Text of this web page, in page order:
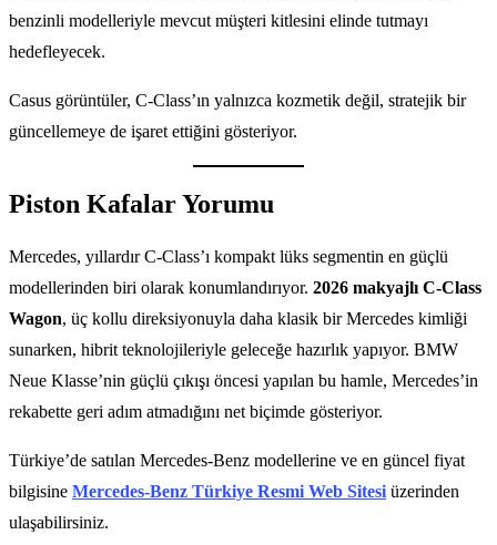
benzinli modelleriyle mevcut müşteri kitlesini elinde tutmayı
hedefleyecek.
Casus görüntüler, C-Class’ın yalnızca kozmetik değil, stratejik bir
güncellemeye de işaret ettiğini gösteriyor.
Piston Kafalar Yorumu
Mercedes, yıllardır C-Class’ı kompakt lüks segmentin en güçlü
modellerinden biri olarak konumlandırıyor. 2026 makyajlı C-Class
Wagon, üç kollu direksiyonuyla daha klasik bir Mercedes kimliği
sunarken, hibrit teknolojileriyle geleceğe hazırlık yapıyor. BMW
Neue Klasse’nin güçlü çıkışı öncesi yapılan bu hamle, Mercedes’in
rekabette geri adım atmadığını net biçimde gösteriyor.
Türkiye’de satılan Mercedes-Benz modellerine ve en güncel fiyat
bilgisine Mercedes-Benz Türkiye Resmi Web Sitesi üzerinden
ulaşabilirsiniz.